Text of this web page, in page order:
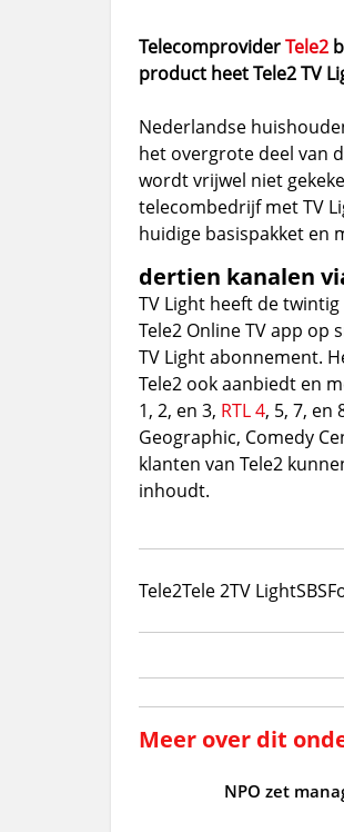
TelecomproviderTele2
product heet Tele2 TV
Nederlandse
het overgrote deel van
wordt vrijwel niet
telecombedrijf met TV
huidige basispakket en
dertien kanalen
TV Light heeft de
Tele2 Online TV app
TV Light abonnement.
Tele2 ook aanbiedt en
1, 2, en 3, RTL 4, 5, 7, en
Geographic, Comedy
klanten van Tele2
inhoudt.
Tele2Tele 2TV LightSBS
Meer over dit
NPO zet